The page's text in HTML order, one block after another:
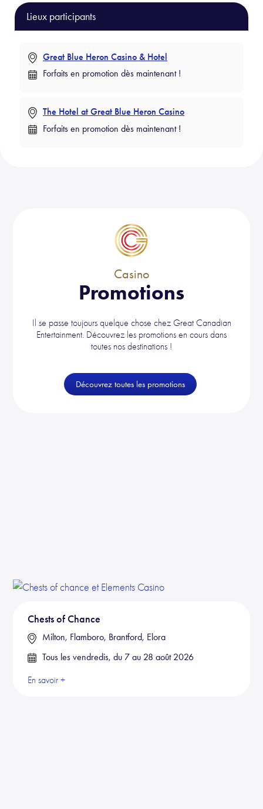
b
o
ok
ail
Lieux participants
Great Blue Heron Casino & Hotel
Forfaits en promotion dès maintenant !
The Hotel at Great Blue Heron Casino
Forfaits en promotion dès maintenant !
Casino
Promotions
Il se passe toujours quelque chose chez Great Canadian
Entertainment. Découvrez les promotions en cours dans
toutes nos destinations !
Découvrez toutes les promotions
Chests of Chance
Milton, Flamboro, Brantford, Elora
Tous les vendredis, du 7 au 28 août 2026
En savoir +